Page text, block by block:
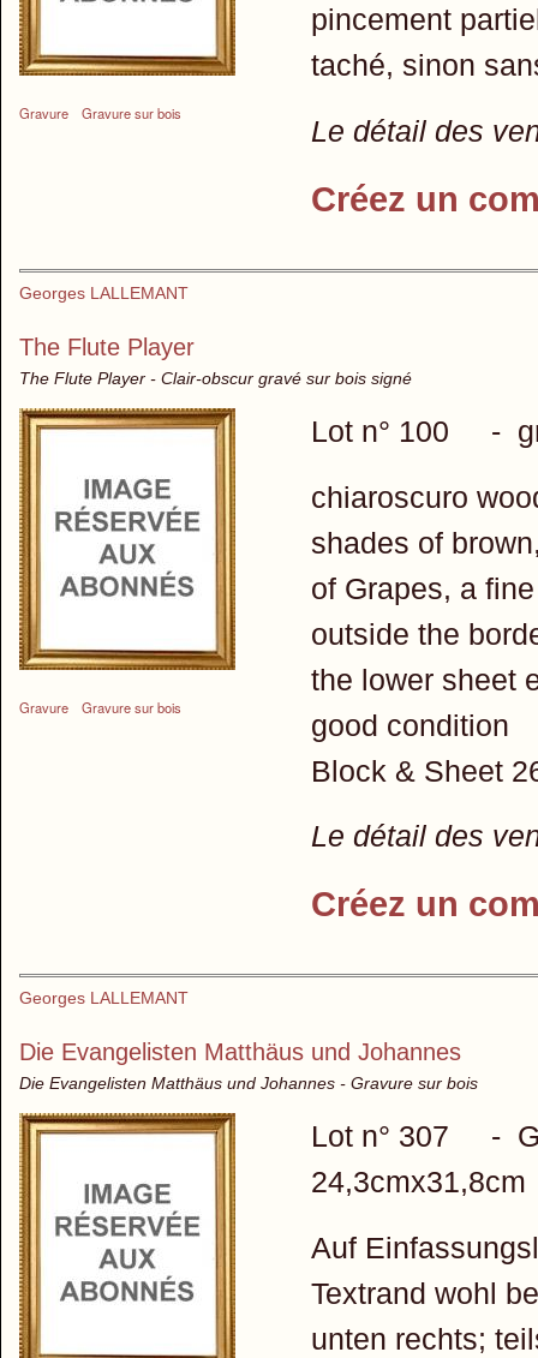
Gravure Gravure sur bois
pincement
taché, sinon
Le détail des
Créez un
Georges LALLEMANT
The Flute Player
The Flute Player - Clair-obscur gravé sur bois signé
Gravure Gravure sur bois
Lot n° 100 -
chiaroscuro
shades of
of Grapes, a
outside the
the lower sheet
good condition
Block & Sheet
Le détail des
Créez un
Georges LALLEMANT
Die Evangelisten Matthäus und Johannes
Die Evangelisten Matthäus und Johannes - Gravure sur bois
Lot n° 307 -
24,3cmx31,8cm
Auf
Textrand wohl
unten rechts;